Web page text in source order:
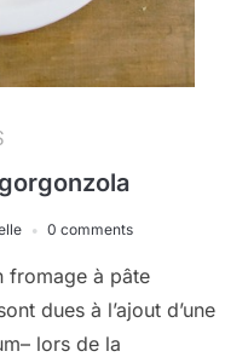
0 comments
fromage à pâte
dues à l’ajout d’une
lors de la